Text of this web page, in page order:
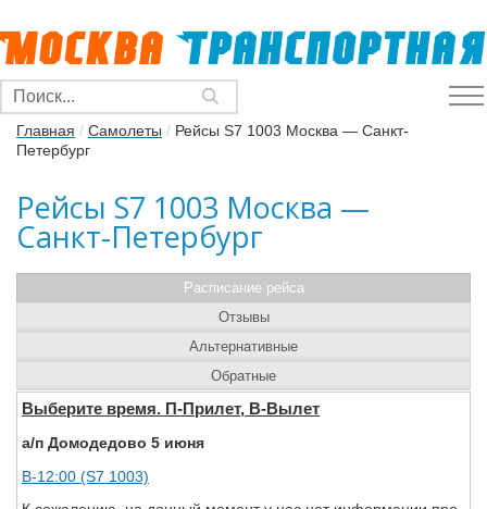
Главная / Самолеты / Рейсы S7 1003 Москва — Санкт-
Петербург
Рейсы S7 1003 Москва —
Санкт-Петербург
Расписание рейса
Выберите время. П-Прилет, В-Вылет
а/п Домодедово 5 июня
В-12:00 (S7 1003)
Отзывы
Альтернативные
Обратные